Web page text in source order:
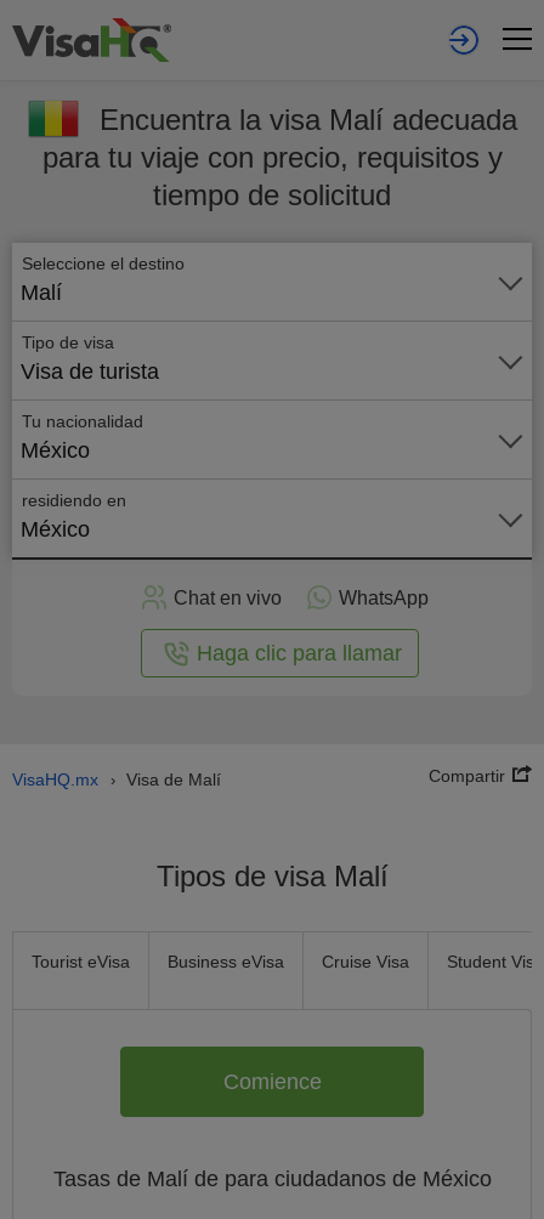
Encuentra la visa Malí adecuada
para tu viaje con precio, requisitos y
tiempo de solicitud
Seleccione el destino
Malí
Tipo de visa
Visa de turista
Tu nacionalidad
México
residiendo en
México
Chat en vivo WhatsApp
Haga clic para llamar
VisaHQ.mx › Visa de Malí Compartir
Tipos de visa Malí
Tourist eVisa Business eVisa Cruise Visa Student Visa
Comience
Tasas de Malí de para ciudadanos de México